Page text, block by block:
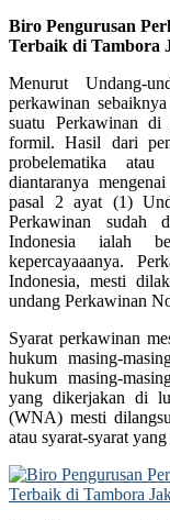
Biro Pengurusan
Terbaik di Tambora
Menurut Undang-
perkawinan
suatu Perkawinan
formil. Hasil dari
probelematika
diantaranya
pasal 2 ayat (1)
Perkawinan sudah
Indonesia ialah
kepercayaaanya.
Indonesia, mesti
undang Perkawinan
Syarat perkawinan
hukum masing-
hukum masing-
yang dikerjakan di
(WNA) mesti
atau syarat-syarat